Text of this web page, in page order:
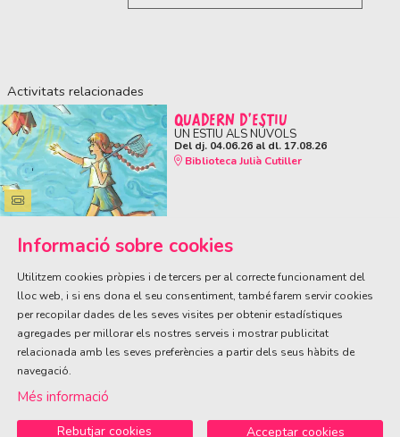
Activitats relacionades
QUADERN D'ESTIU
UN ESTIU ALS NÚVOLS
Del dj. 04.06.26al dl. 17.08.26
Biblioteca Julià Cutiller
ÀREA DE CULTURA
Olivareta, 38 · T. 972 83 00 05
cultura@llagostera.cat
Sitemap
Informació sobre cookies
Utilitzem cookies pròpies i de tercers per al correcte funcionament del
lloc web, i si ens dona el seu consentiment, també farem servir cookies
per recopilar dades de les seves visites per obtenir estadístiques
agregades per millorar els nostres serveis i mostrar publicitat
relacionada amb les seves preferències a partir dels seus hàbits de
navegació.
Més informació
Acceptar cookies
Rebutjar cookies